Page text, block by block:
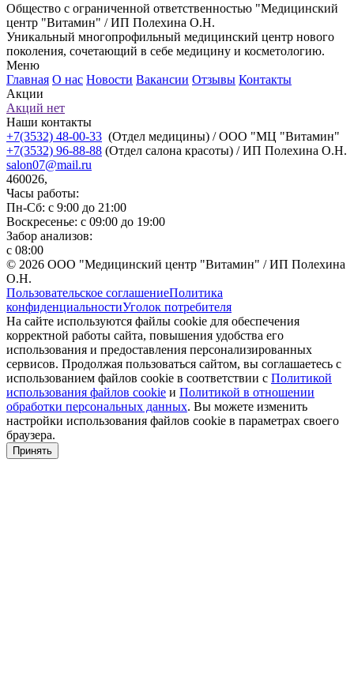
Общество с ограниченной ответственностью "Медицинский
центр "Витамин" / ИП Полехина О.Н.
Уникальный многопрофильный медицинский центр нового
поколения, сочетающий в себе медицину и косметологию.
Меню
Главная О нас Новости Вакансии Отзывы Контакты
Акции
Акций нет
Наши контакты
+7(3532) 48-00-33 (Отдел медицины) / ООО "МЦ "Витамин"
+7(3532) 96-88-88 (Отдел салона красоты) / ИП Полехина О.Н.
salon07@mail.ru
460026,
Часы работы:
Пн-Сб: с 9:00 до 21:00
Воскресенье: с 09:00 до 19:00
Забор анализов:
с 08:00
© 2026 ООО "Медицинский центр "Витамин" / ИП Полехина
О.Н.
Пользовательское соглашениеПолитика
конфиденциальностиУголок потребителя
На сайте используются файлы cookie для обеспечения
корректной работы сайта, повышения удобства его
использования и предоставления персонализированных
сервисов. Продолжая пользоваться сайтом, вы соглашаетесь с
использованием файлов cookie в соответствии с Политикой
использования файлов cookie и Политикой в отношении
обработки персональных данных. Вы можете изменить
настройки использования файлов cookie в параметрах своего
браузера.
Принять